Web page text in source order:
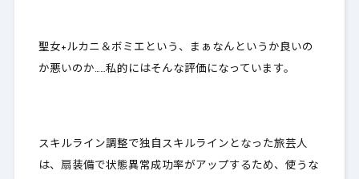
聖女+ルカニ＆ボミエという、まぁなんというか良いの
か悪いのか……私的にはそんな評価になっています。
スキルライン調整で独自スキルラインとなった旅芸人
は、 扇装備で状態異常成功率がアップするため 、使うな